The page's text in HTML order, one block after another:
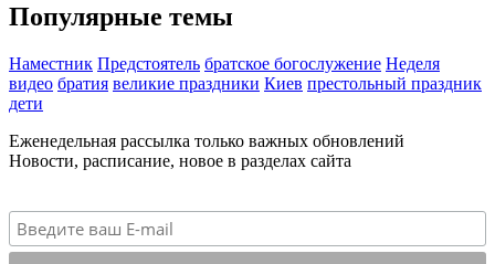
Популярные темы
Наместник Предстоятель братское богослужение Неделя
видео братия великие праздники Киев престольный праздник
дети
Еженедельная рассылка только важных обновлений
Новости, расписание, новое в разделах сайта